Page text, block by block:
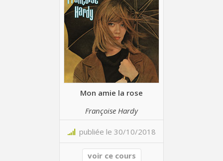
Mon amie la rose
Françoise Hardy
publiée le 30/10/2018
voir ce cours